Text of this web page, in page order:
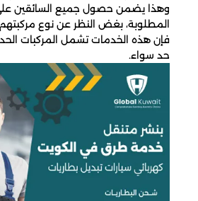
وهذا يضمن حصول جميع السائقين
المطلوبة، بغض النظر عن نوع
فإن هذه الخدمات تشمل المركبات
حد سواء.